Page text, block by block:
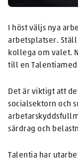
I höst väljs nya
arbetsplatser.
kollega om valet.
till en
Det är viktigt att
socialsektorn och
särdrag och
Talentia har